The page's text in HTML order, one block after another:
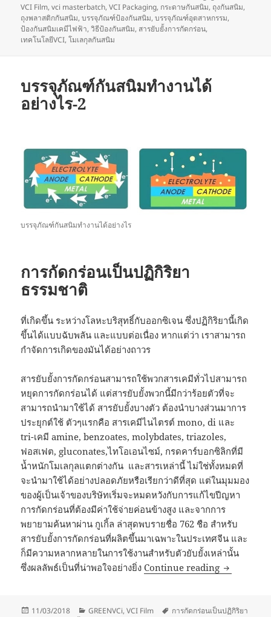
on
VCI Film,vci masterbatch,VCI Packaging, กระดาษกันสนิม, ถุงกันสนิม,
ถุงพลาสติกกันสนิม,บรรจุภัณฑ์ป้องกันสนิม,บรรจุภัณฑ์อุตสาหกรรม,
ป้องกันสนิมเคมีไฟฟ้า,วิธีป้องกันสนิม, สารยับยั้งการกัดกร่อน,
เทคโนโลยีVCI,โมเลกุลกันสนิม
บรรจุภัณฑ์กันสนิมทำงานได้
อย่างไร-2
บรรจุภัณฑ์กันสนิมทำงานได้อย่างไร
การกัดกร่อนเป็นปฏิกิริยา
ธรรมชาติ
ที่เกิดขึ้น ระหว่างโลหะบริสุทธิ์กับออกซิเจน ซึ่งปฏิกิริยานี้เกิด
ขึ้นได้แบบฉับพลัน และแบบต่อเนื่อง หากแต่ว่า เราสามารถ
กำจัดการเกิดของมันได้อย่างถาวร
สารยับยั้งการกัดกร่อนสามารถใช้พวกสารเคมีทั่วไปสามารถ
หยุดการกัดกร่อนได้ แต่สารยับยั้งพวกนี้มีกว่าร้อยตัวที่จะ
สามารถนำมาใช้ได้ สารยับยั้งบางตัว ต้องนำบางส่วนมาการ
ประยุกต์ใช้ ตัวๆแรกคือ สารเคมีไนไตรต์ mono, di และ
tri-เคมี amine, benzoates, molybdates, triazoles,
ฟอสเฟต, gluconates,ไทโอเอนไซม์, กรดคาร์บอกซิลิกที่มี
น้ำหนักโมเลกุลแตกต่างกัน และสารเหล่านี้ ไม่ใช่ทั้งหมดที่
จะนำมาใช้ได้อย่างปลอดภัยหรือเรียกว่าดีที่สุด แต่ในมุมมอง
ของผู้เป็นเจ้าของบริษัทเริ่มจะหมดหวังกับการแก้ไขปีญหา
การกัดกร่อนที่ต้องมีค่าใช้จ่ายค่อนข้างสูง และจากการ
พยายามค้นหาผ่าน กูเกิ้ล ล่าสุดพบรายชื่อ 762 ชือ สำหรับ
สารยับยั้งการกัดกร่อนที่ผลิตขึ้นมาเฉพาะในประเทศจีน และ
ก็มีความหลากหลายในการใช้งานสำหรับตัวยับยั้งเหล่านั้น
ซึ่งผลลัพธ์เป็นที่น่าพอใจอย่างยิ่งContinue reading บรรจุภัณฑ์กั
Posted
11/03/2018 Categories
GREENVCi,VCI Film Tags
การกัดกร่อนเป็นปฏิกิริยา